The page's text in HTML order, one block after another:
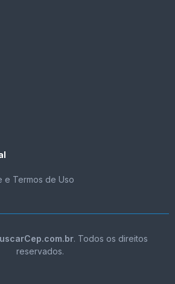
e Termos de Uso
. Todos os direitos
reservados.